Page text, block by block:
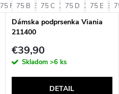
75 F 80 B 80 C 80 D 80 E
75 B 75 C 75 D 75 E
Dámska podprsenka Viania
211400
€39,90
Skladom >6 ks
DETAIL